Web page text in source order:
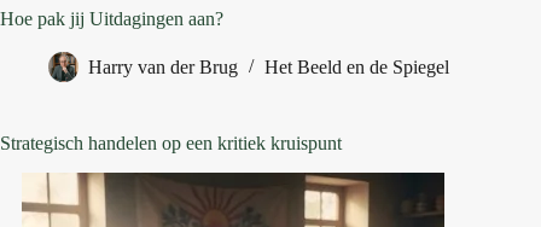
Hoe pak jij Uitdagingen aan?
Harry van der Brug Het Beeld en de Spiegel
Strategisch handelen op een kritiek kruispunt